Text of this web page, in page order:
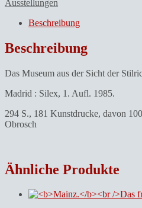
dem
Prado.
Ausstellungen
Beschreibung
Beschreibung
Das Museum aus der Sicht der
Madrid : Silex, 1. Aufl. 1985.
294 S., 181 Kunstdrucke, davon
Obrosch
Ähnliche Produkte